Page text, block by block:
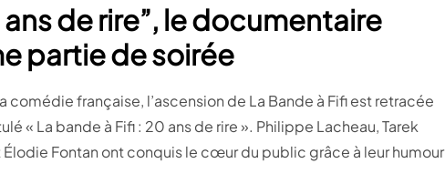
de rire”, le documentaire
partie de soirée
comédie française, l’ascension de La Bande à Fifi est retracée
« La bande à Fifi : 20 ans de rire ». Philippe Lacheau, Tarek
Élodie Fontan ont conquis le cœur du public grâce à leur humour